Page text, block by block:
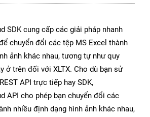
SDK cung cấp các giải pháp nhanh
chuyển đổi các tệp MS Excel thành
ảnh khác nhau, tương tự như quy
ở trên đối với XLTX. Cho dù bạn sử
API trực tiếp hay SDK,
API cho phép bạn chuyển đổi các
nhiều định dạng hình ảnh khác nhau,